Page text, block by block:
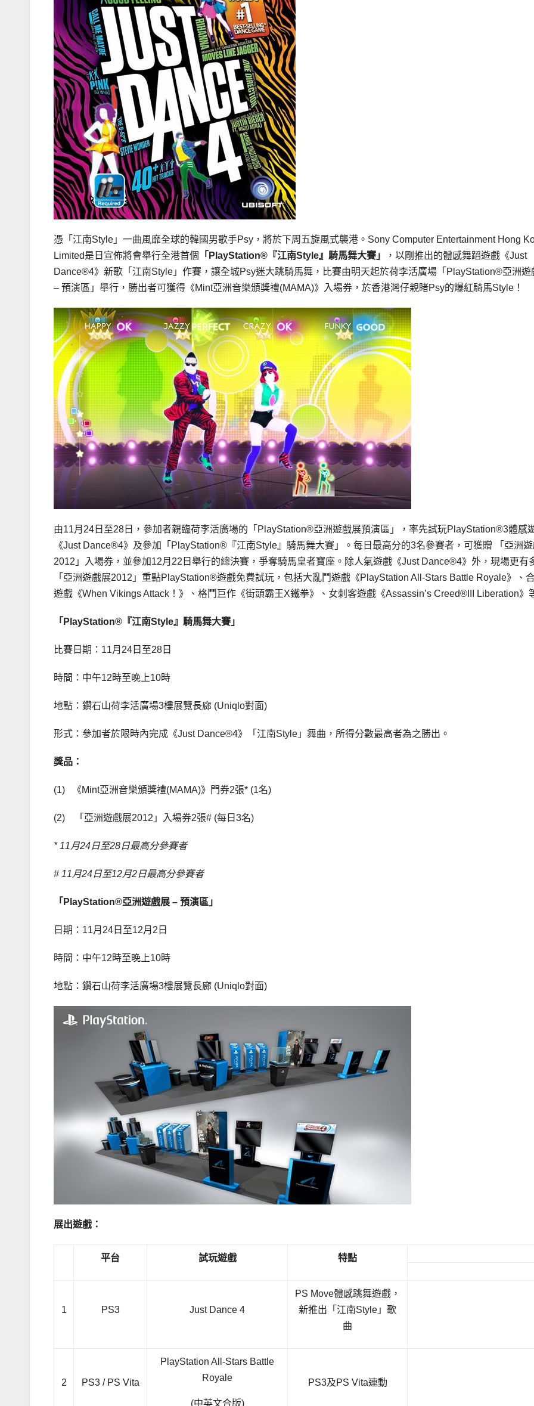
憑「江南Style」一曲風靡全球的韓國男歌手Psy，將於下周五旋風式襲港。Sony Computer Entertainment Hong
Limited是日宣佈將會舉行全港首個
「 PlayStation® 『江南Style』騎馬舞大賽」
，以剛推出的體感舞蹈遊戲《Just
Dance®4》新歌「江南Style」作賽，讓全城Psy迷大跳騎馬舞，比賽由明天起於荷李活廣場「PlayStation®亞洲遊
– 預演區」舉行，勝出者可獲得《Mint亞洲音樂頒獎禮(MAMA)》入場券，於香港灣仔親睹Psy的爆紅騎馬Style！
由11月24日至28日，參加者親臨荷李活廣場的「PlayStation®亞洲遊戲展預演區」，率先試玩PlayStation®3體感
《Just Dance®4》及參加「PlayStation®『江南Style』騎馬舞大賽」。每日最高分的3名參賽者，可獲贈 「亞洲
2012」入場券，並參加12月22日舉行的總決賽，爭奪騎馬皇者寶座。除人氣遊戲《Just Dance®4》外，現場更有
「亞洲遊戲展2012」重點PlayStation®遊戲免費試玩，包括大亂鬥遊戲《PlayStation All-Stars Battle Royale》、
遊戲《When Vikings Attack！》、格鬥巨作《街頭霸王X鐵拳》、女刺客遊戲《Assassin’s Creed®III Liberation》
「 PlayStation® 『江南Style』騎馬舞大賽」
比賽日期：11月24日至28日
時間：中午12時至晚上10時
地點：鑽石山荷李活廣場3樓展覽長廊 (Uniqlo對面)
形式：參加者於限時內完成《Just Dance®4》「江南Style」舞曲，所得分數最高者為之勝出。
獎品：
(1) 《Mint亞洲音樂頒獎禮(MAMA)》門券2張* (1名)
(2) 「亞洲遊戲展2012」入場券2張# (每日3名)
* 11月24日至28日最高分參賽者
# 11月24日至12月2日最高分參賽者
「 PlayStation®亞洲遊戲展 – 預演區」
日期：11月24日至12月2日
時間：中午12時至晚上10時
地點：鑽石山荷李活廣場3樓展覽長廊 (Uniqlo對面)
展出遊戲：
平台 試玩遊戲 特點
1 PS3 Just Dance 4
PS Move體感跳舞遊戲，
新推出「江南Style」歌
曲
2 PS3 / PS Vita
PlayStation All-Stars Battle
Royale
(中英文合版)
PS3及PS Vita連動